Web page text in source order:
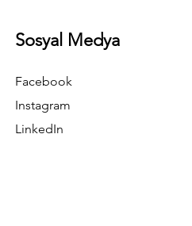
Sosyal Medya
Facebook
Instagram
LinkedIn